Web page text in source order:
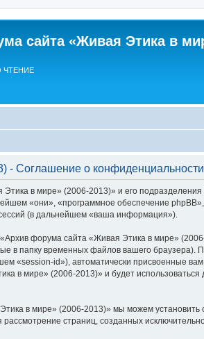
сайта «Живая Этика в
ЧТЕНИЕ
- Соглашение о конфиденциальности
в мире» (2006-2013)» и его
«они», «программное обеспечение
(в дальнейшем «ваша информация»).
форума сайта «Живая Этика в мире»
в папку временных файлов вашего браузера).
«session-id»), автоматически присвоенные
в мире» (2006-2013)» и будет
в мире» (2006-2013)» мы можем
рассмотрение страниц, созданных